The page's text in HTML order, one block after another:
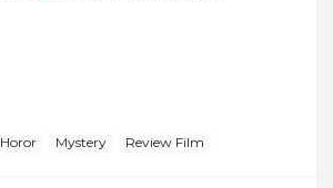
Horor Mystery Review Film